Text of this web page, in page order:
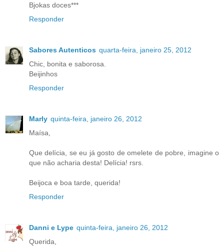
Bjokas doces***
Responder
Sabores Autenticos quarta-feira, janeiro 25, 2012
Chic, bonita e saborosa.
Beijinhos
Responder
Marly quinta-feira, janeiro 26, 2012
Maísa,
Que delícia, se eu já gosto de omelete de pobre, imagine o
que não acharia desta! Delícia! rsrs.
Beijoca e boa tarde, querida!
Responder
Danni e Lype quinta-feira, janeiro 26, 2012
Querida,